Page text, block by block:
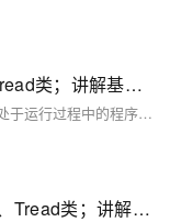
【Java】（10）进程与线程的关系、Tread类；讲解基本线程安全、网络编程内容；JSON序列化与反序列化
几乎所有的操作系统都支持进程的概念，进程是处于运行过程中的程序，并且具有一定的独立功能，进程是系统进行资源分配和调度的一个独立单位一般而言，进程包含如下三个特征。独立性动态性并发性。
【Java基础】（1）进程与线程的关系、Tread类；讲解基本线程安全、网络编程内容；JSON序列化与反序列化